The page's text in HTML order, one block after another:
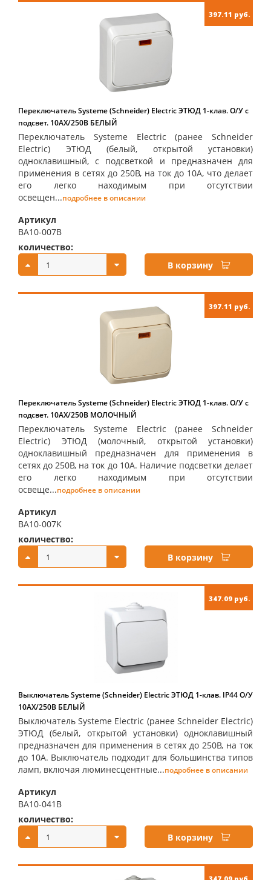
397.11 руб.
Переключатель Systeme (Schneider) Electric ЭТЮД 1-клав. О/У с
подсвет. 10АX/250B БЕЛЫЙ
Переключатель Systeme Electric (ранее Schneider
Electric) ЭТЮД (белый, открытой установки)
одноклавишный, с подсветкой и предназначен для
применения в сетях до 250В, на ток до 10А, что делает
его легко находимым при отсутствии
освещен...подробнее в описании
Артикул
BA10-007B
количество:
В корзину
397.11 руб.
Переключатель Systeme (Schneider) Electric ЭТЮД 1-клав. О/У с
подсвет. 10АX/250B МОЛОЧНЫЙ
Переключатель Systeme Electric (ранее Schneider
Electric) ЭТЮД (молочный, открытой установки)
одноклавишный предназначен для применения в
сетях до 250В, на ток до 10А. Наличие подсветки делает
его легко находимым при отсутствии
освеще...подробнее в описании
Артикул
BA10-007K
количество:
В корзину
347.09 руб.
Выключатель Systeme (Schneider) Electric ЭТЮД 1-клав. IP44 О/У
10АX/250B БЕЛЫЙ
Выключатель Systeme Electric (ранее Schneider Electric)
ЭТЮД (белый, открытой установки) одноклавишный
предназначен для применения в сетях до 250В, на ток
до 10А. Выключатель подходит для большинства типов
ламп, включая люминесцентные...подробнее в описании
Артикул
BA10-041B
количество:
В корзину